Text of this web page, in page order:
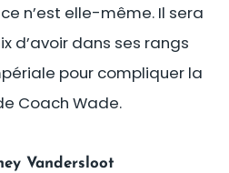
n’est elle-même. Il sera
d’avoir dans ses rangs
pour compliquer la
Coach Wade.
Vandersloot